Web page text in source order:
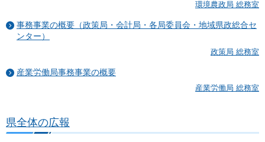
環境農政局 総務室
事務事業の概要（政策局・会計局・各局委員会・地域県政総合セ
ンター）
政策局 総務室
産業労働局事務事業の概要
産業労働局 総務室
県全体の広報